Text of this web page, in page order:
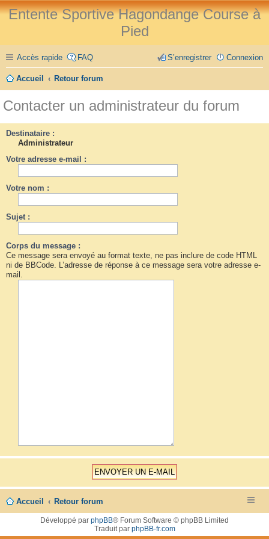
Entente Sportive Hagondange Course à
Pied
Accès rapide FAQ Connexion
S’enregistrer
Accueil Retour forum
Contacter un administrateur du forum
Destinataire :
Administrateur
Votre adresse e-mail :
Votre nom :
Sujet :
Corps du message :
Ce message sera envoyé au format texte, ne pas inclure de code HTML
ni de BBCode. L’adresse de réponse à ce message sera votre adresse e-
mail.
Accueil Retour forum
Développé par phpBB® Forum Software © phpBB Limited
Traduit par phpBB-fr.com